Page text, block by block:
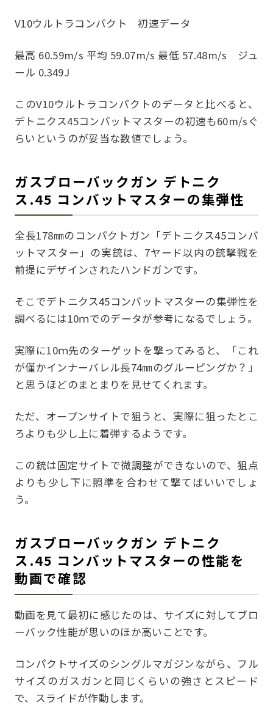
V10ウルトラコンパクト 初速データ
最高 60.59m/s 平均 59.07m/s 最低 57.48m/s ジュ
ール 0.349J
このV10ウルトラコンパクトのデータと比べると、
デトニクス45コンバットマスターの初速も60m/sぐ
らいというのが妥当な数値でしょう。
ガスブローバックガン デトニク
ス.45 コンバットマスターの集弾性
全長178㎜のコンパクトガン「デトニクス45コンバ
ットマスター」の実銃は、7ヤード以内の銃撃戦を
前提にデザインされたハンドガンです。
そこでデトニクス45コンバットマスターの集弾性を
調べるには10ｍでのデータが参考になるでしょう。
実際に10ｍ先のターゲットを撃ってみると、「これ
が僅かインナーバレル長74㎜のグルーピングか？」
と思うほどのまとまりを見せてくれます。
ただ、オープンサイトで狙うと、実際に狙ったとこ
ろよりも少し上に着弾するようです。
この銃は固定サイトで微調整ができないので、狙点
よりも少し下に照準を合わせて撃てばいいでしょ
う。
ガスブローバックガン デトニク
ス.45 コンバットマスターの性能を
動画で確認
動画を見て最初に感じたのは、サイズに対してブロ
ーバック性能が思いのほか高いことです。
コンパクトサイズのシングルマガジンながら、フル
サイズのガスガンと同じくらいの強さとスピード
で、スライドが作動します。